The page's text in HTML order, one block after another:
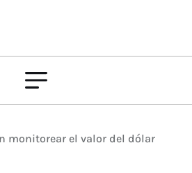
monitorear el valor del dólar